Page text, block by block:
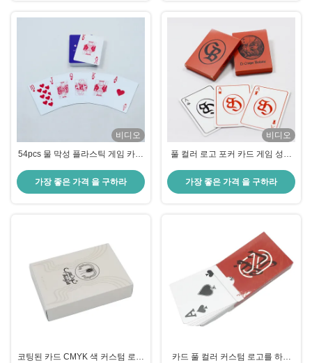
비디오
54pcs 물 막성 플라스틱 게임 카드
드
가장 좋은 가격 을 구하라
비디오
풀 컬러 로고 포커 카드 게임 성인
가장 좋은 가격 을 구하라
코팅된 카드 CMYK 색 커스텀 로고
카드 풀 컬러 커스텀 로고를 하는